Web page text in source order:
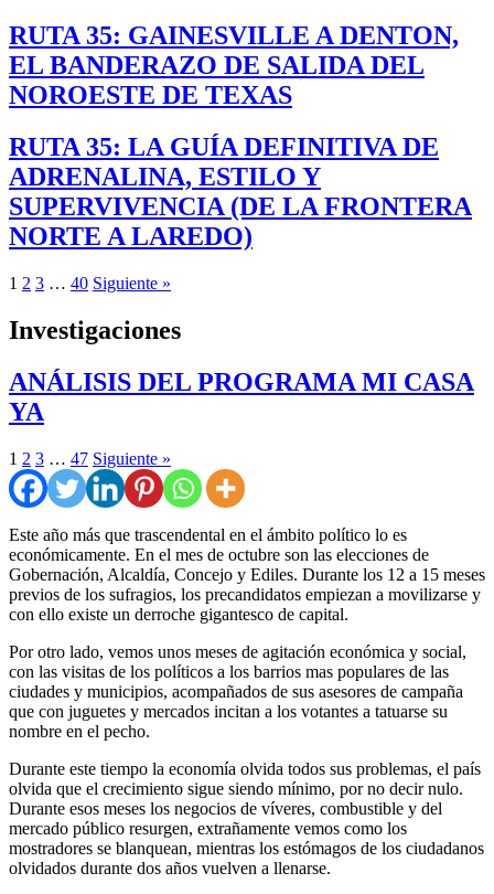
RUTA 35: GAINESVILLE A DENTON,
EL BANDERAZO DE SALIDA DEL
NOROESTE DE TEXAS
RUTA 35: LA GUÍA DEFINITIVA DE
ADRENALINA, ESTILO Y
SUPERVIVENCIA (DE LA FRONTERA
NORTE A LAREDO)
1 2 3 … 40 Siguiente »
Investigaciones
ANÁLISIS DEL PROGRAMA MI CASA
YA
1 2 3 … 47 Siguiente »
Este año más que trascendental en el ámbito político lo es
económicamente. En el mes de octubre son las elecciones de
Gobernación, Alcaldía, Concejo y Ediles. Durante los 12 a 15 meses
previos de los sufragios, los precandidatos empiezan a movilizarse y
con ello existe un derroche gigantesco de capital.
Por otro lado, vemos unos meses de agitación económica y social,
con las visitas de los políticos a los barrios mas populares de las
ciudades y municipios, acompañados de sus asesores de campaña
que con juguetes y mercados incitan a los votantes a tatuarse su
nombre en el pecho.
Durante este tiempo la economía olvida todos sus problemas, el país
olvida que el crecimiento sigue siendo mínimo, por no decir nulo.
Durante esos meses los negocios de víveres, combustible y del
mercado público resurgen, extrañamente vemos como los
mostradores se blanquean, mientras los estómagos de los ciudadanos
olvidados durante dos años vuelven a llenarse.